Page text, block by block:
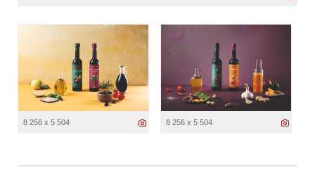
8 256 x 5 504 8 256 x 5 504